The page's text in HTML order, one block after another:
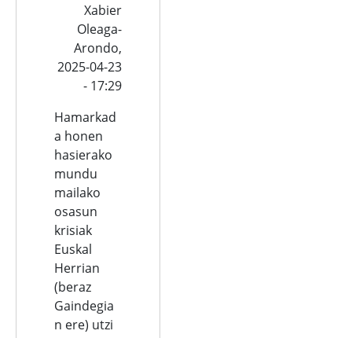
Xabier
Oleaga-
Arondo,
2025-04-23
- 17:29
Hamarkad
a honen
hasierako
mundu
mailako
osasun
krisiak
Euskal
Herrian
(beraz
Gaindegia
n ere) utzi